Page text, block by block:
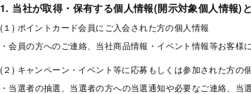
1. 当社が取得・保有する個人情報(開示対象個人情報)
(１) ポイントカード会員にご入会された方の個人情報
・会員の方へのご連絡、当社商品情報・イベント情報等お客様
(２) キャンペーン・イベント等に応募もしくは参加された方の
・当選者の抽選、当選者の方への当選通知や必要なご連絡、当